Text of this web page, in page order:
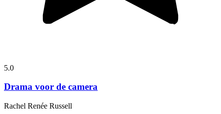
5.0
Drama voor de camera
Rachel Renée Russell